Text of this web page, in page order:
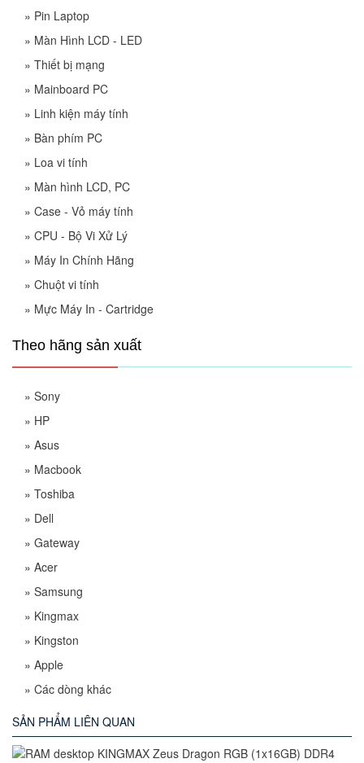
» Pin Laptop
» Màn Hình LCD - LED
» Thiết bị mạng
» Mainboard PC
» Linh kiện máy tính
» Bàn phím PC
» Loa vi tính
» Màn hình LCD, PC
» Case - Vỏ máy tính
» CPU - Bộ Vi Xử Lý
» Máy In Chính Hãng
» Chuột vi tính
» Mực Máy In - Cartridge
Theo hãng sản xuất
» Sony
» HP
» Asus
» Macbook
» Toshiba
» Dell
» Gateway
» Acer
» Samsung
» Kingmax
» Kingston
» Apple
» Các dòng khác
SẢN PHẨM LIÊN QUAN